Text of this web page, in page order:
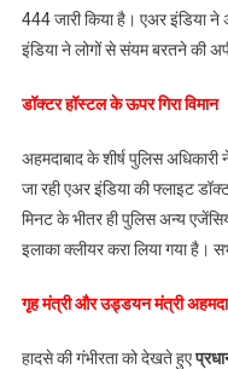
444 जारी किया है। एअर इंडिया ने
इंडिया ने लोगों से संयम बरतने की
डॉक्टर हॉस्टल के ऊपर गिरा विमान
अहमदाबाद के शीर्ष पुलिस
जा रही एअर इंडिया की फ्लाइट
मिनट के भीतर ही पुलिस अन्य
इलाका क्लीयर करा लिया गया है।
गृह मंत्री और उड्डयन मंत्री
हादसे की गंभीरता को देखते हुए